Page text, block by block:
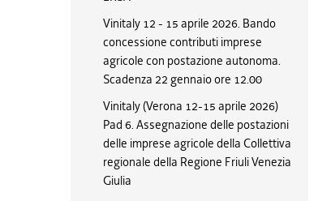
Vinitaly 12 - 15 aprile 2026. Bando
concessione contributi imprese
agricole con postazione autonoma.
Scadenza 22 gennaio ore 12.00
Vinitaly (Verona 12-15 aprile 2026)
Pad 6. Assegnazione delle postazioni
delle imprese agricole della Collettiva
regionale della Regione Friuli Venezia
Giulia